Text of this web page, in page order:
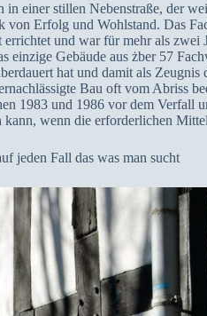
einer stillen Nebenstraße, der
von Erfolg und Wohlstand. Das
und war für mehr als zwei
Gebäude aus żber 57
hat und damit als Zeugnis
Bau oft vom Abriss
1983 und 1986 vor dem Verfall
wenn die erforderlichen
jeden Fall das was man sucht